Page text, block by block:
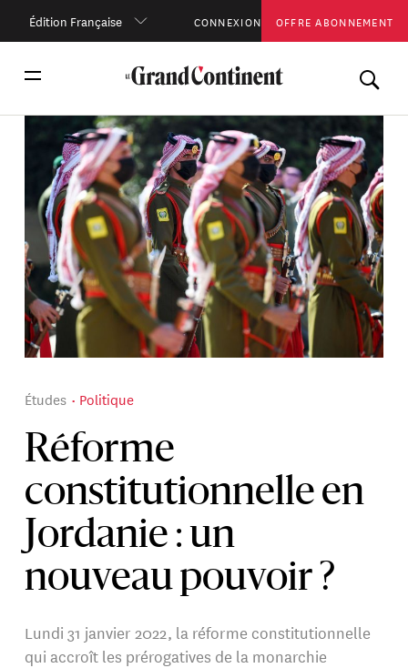
Édition Française CONNEXION OFFRE ABONNEMENT
Réforme
constitutionnelle en
Jordanie : un
nouveau pouvoir ?
Études Politique
Lundi 31 janvier 2022, la réforme constitutionnelle
qui accroît les prérogatives de la monarchie